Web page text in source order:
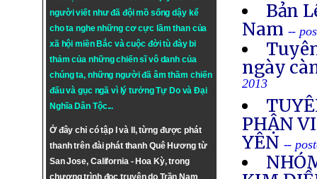
người viết như đã đội mồ sống dậy kể
cho ta nghe những cơ cực lầm than của
xã hội miền Bắc và cuộc đời tù đày bi
thảm của những chiến sĩ vô danh của
chúng ta, những người đã âm thầm chiến
đấu và gục ngã vì lý tưởngTự DovàĐại
Nghĩa Dân Tộc...
Ở đây chỉ có tập I và II, từng được phát
thanh trên đài phát thanh Quê Hương từ
San Jose, California - Hoa Kỳ, trong
chương trình đọc truyện do Trần Nam
Bản
Nam --
ngày
2013
PHẬN
YÊN --